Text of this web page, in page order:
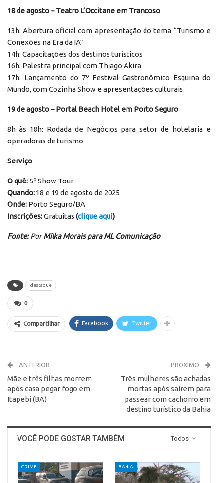
18 de agosto – Teatro L’Occitane em Trancoso
13h: Abertura oficial com apresentação do tema “Turismo e
Conexões na Era da IA”
14h: Capacitações dos destinos turísticos
16h: Palestra principal com Thiago Akira
17h: Lançamento do 7º Festival Gastronômico Esquina do
Mundo, com Cozinha Show e apresentações culturais
19 de agosto – Portal Beach Hotel em Porto Seguro
8h às 18h: Rodada de Negócios para setor de hotelaria e
operadoras de turismo
Serviço
O quê: 5º Show Tour
Quando: 18 e 19 de agosto de 2025
Onde: Porto Seguro/BA
Inscrições:Gratuitas (clique aqui)
Fonte:PorMilka Morais para ML Comunicação
destaque
0
Compartilhar Facebook Twitter
ANTERIOR
Mãe e três filhas morrem
após casa pegar fogo em
Itapebi (BA)
PRÓXIMO
Três mulheres são achadas
mortas após saírem para
passear com cachorro em
destino turístico da Bahia
Todos
VOCÊ PODE GOSTAR TAMBÉM
CRIME BAHIA